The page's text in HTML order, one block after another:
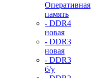
Оперативная
память
- DDR4
новая
- DDR3
новая
- DDR3
б/у